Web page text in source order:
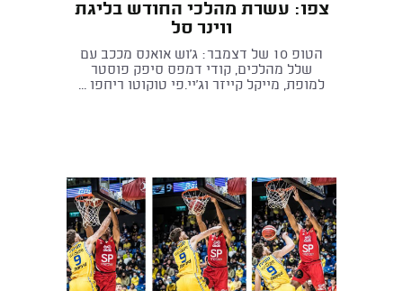
צפו: עשרת מהלכי החודש בליגת
ווינר סל
הטופ 10 של דצמבר: ג'וש אואנס מככב עם
שלל מהלכים, קודי דמפס סיפק פוסטר
למופת, מייקל קייזר וג'יי.פי טוקוטו ריחפו ...